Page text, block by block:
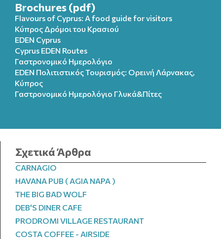
Brochures (pdf)
Flavours of Cyprus: A food guide for visitors
Κύπρος Δρόμοι του Κρασιού
EDEN Cyprus
Cyprus EDEN Routes
Γαστρονομικό Ημερολόγιο
EDEN Πολιτιστικός Τουρισμός: Ορεινή Λάρνακας,
Κύπρος
Γαστρονομικό Ημερολόγιo Γλυκά&Πίτες
Σχετικά Άρθρα
CARNAGIO
HAVANA PUB ( AGIA NAPA )
THE BIG BAD WOLF
DEB'S DINER CAFE
PRODROMI VILLAGE RESTAURANT
COSTA COFFEE - AIRSIDE